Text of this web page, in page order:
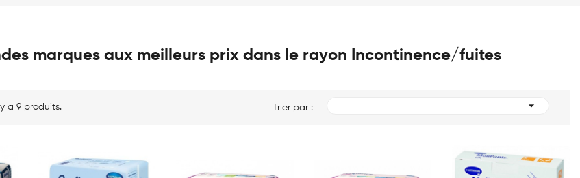
marques aux meilleurs prix dans le rayon Incontinence/fuites
y a 9 produits. Trier par : 